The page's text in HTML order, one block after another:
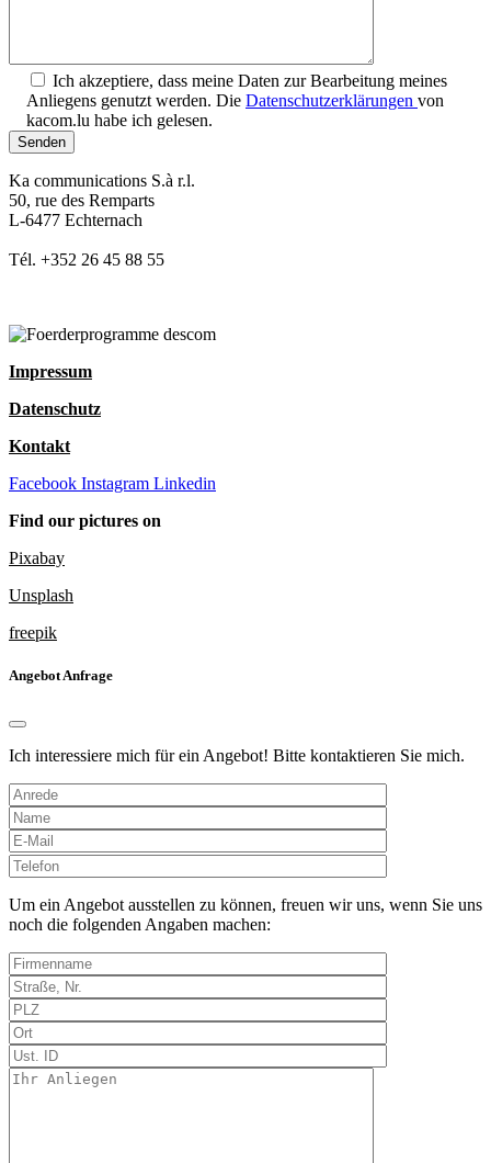
Ich akzeptiere, dass meine Daten zur Bearbeitung meines
Anliegens genutzt werden. Die Datenschutzerklärungen von
kacom.lu habe ich gelesen.
Ka communications S.à r.l.
50, rue des Remparts
L-6477 Echternach
Tél. +352 26 45 88 55
Impressum
Datenschutz
Kontakt
Facebook Instagram Linkedin
Find our pictures on
Pixabay
Unsplash
freepik
Angebot Anfrage
Ich interessiere mich für ein Angebot! Bitte kontaktieren Sie mich.
Bitte
lasse
dieses
Feld
Um ein Angebot ausstellen zu können, freuen wir uns, wenn Sie uns
noch die folgenden Angaben machen: